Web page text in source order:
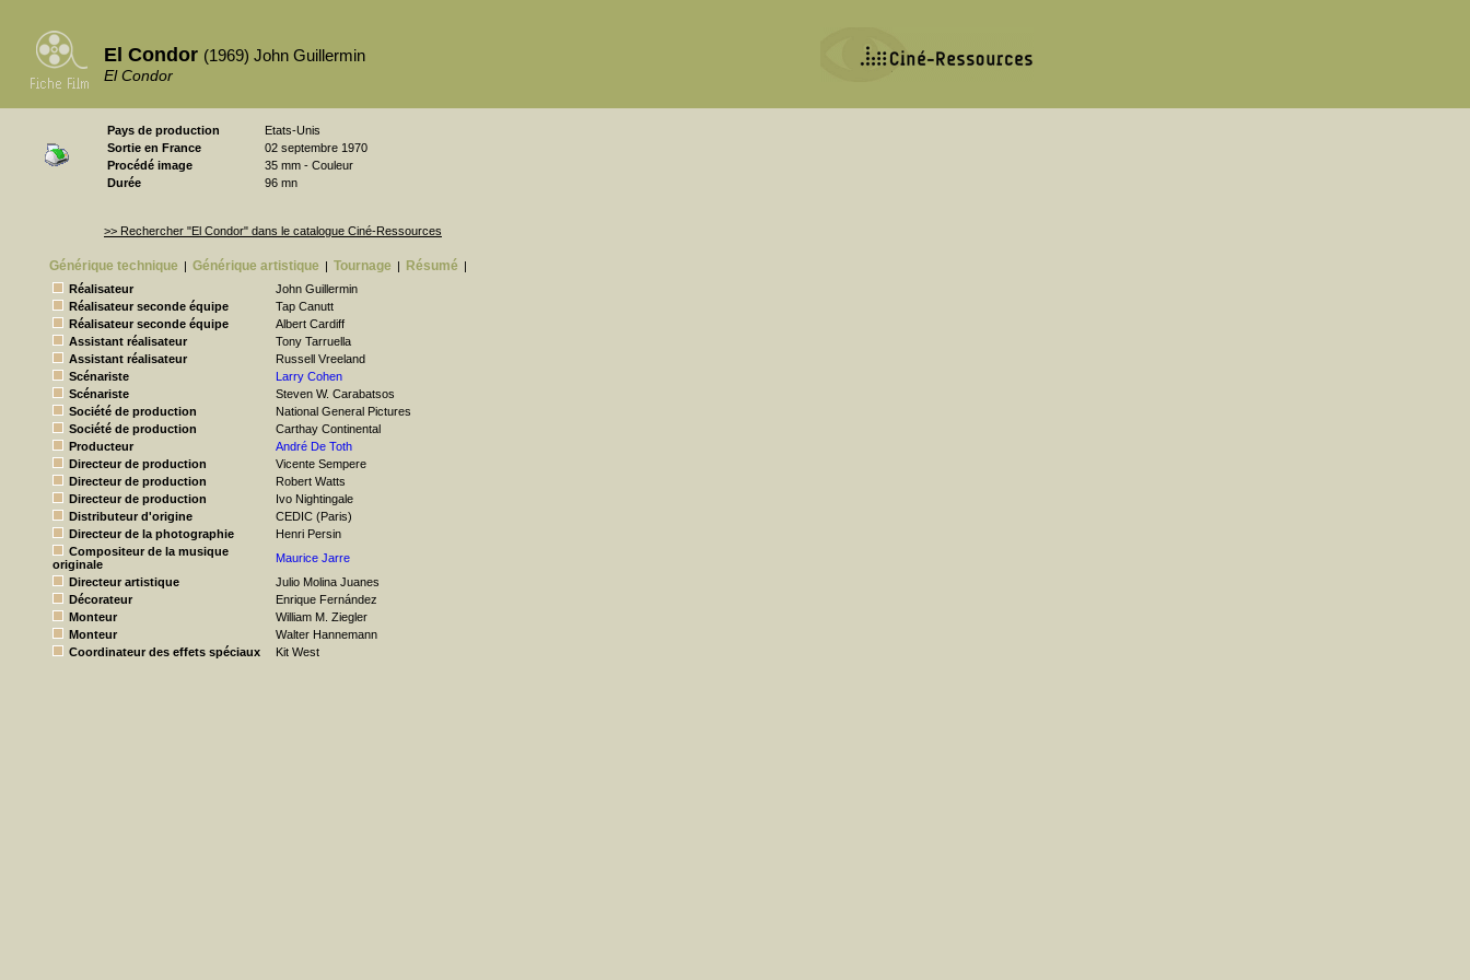
El Condor (1969) John Guillermin
El Condor
Pays de production
Etats-Unis
Sortie en France
02 septembre 1970
Procédé image
35 mm - Couleur
Durée
96 mn
>> Rechercher "El Condor" dans le catalogue Ciné-Ressources
Générique technique | Générique artistique | Tournage | Résumé |
Réalisateur
John Guillermin
Réalisateur seconde équipe
Tap Canutt
Réalisateur seconde équipe
Albert Cardiff
Assistant réalisateur
Tony Tarruella
Assistant réalisateur
Russell Vreeland
Scénariste
Larry Cohen
Scénariste
Steven W. Carabatsos
Société de production
National General Pictures
Société de production
Carthay Continental
Producteur
André De Toth
Directeur de production
Vicente Sempere
Directeur de production
Robert Watts
Directeur de production
Ivo Nightingale
Distributeur d'origine
CEDIC (Paris)
Directeur de la photographie
Henri Persin
Compositeur de la musique
originale
Maurice Jarre
Directeur artistique
Julio Molina Juanes
Décorateur
Enrique Fernández
Monteur
William M. Ziegler
Monteur
Walter Hannemann
Coordinateur des effets spéciaux
Kit West